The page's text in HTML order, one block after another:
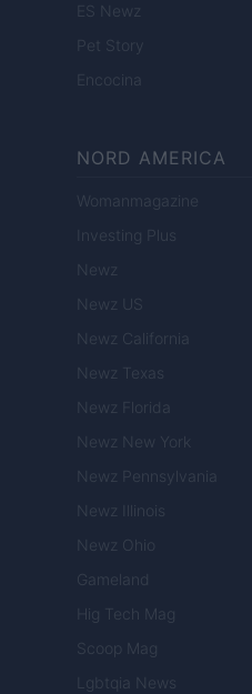
ES Newz
Pet Story
Encocina
NORD AMERICA
Womanmagazine
Investing Plus
Newz
Newz US
Newz California
Newz Texas
Newz Florida
Newz New York
Newz Pennsylvania
Newz Illinois
Newz Ohio
Gameland
Hig Tech Mag
Scoop Mag
Lgbtqia News